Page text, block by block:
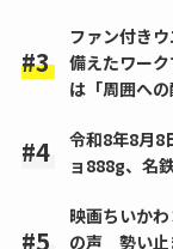
ファン付き
備えたワー
は「周囲へ
令和8年8月
ョ888g、名
映画ちいか
の声 勢い止